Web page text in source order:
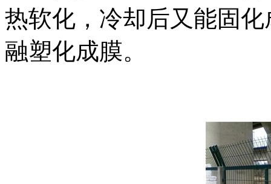
热软化，冷却后又能固
融塑化成膜。